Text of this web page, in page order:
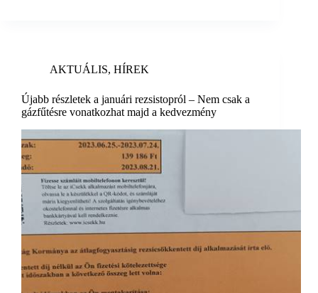
AKTUÁLIS, HÍREK
Újabb részletek a januári rezsistopról – Nem csak a
gázfűtésre vonatkozhat majd a kedvezmény